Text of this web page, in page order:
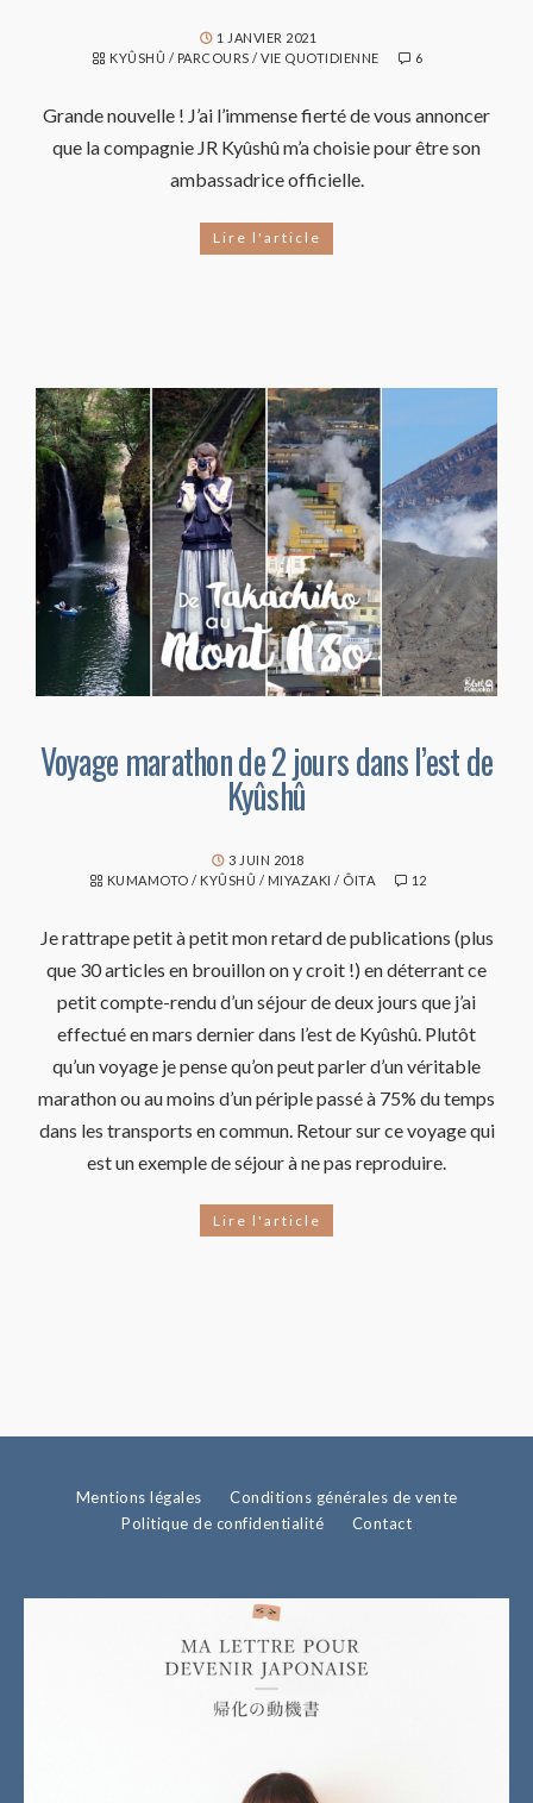
1 JANVIER 2021
KYÛSHÛ / PARCOURS /VIE QUOTIDIENNE 6
Grande nouvelle ! J’ai l’immense fierté de vous annoncer
que la compagnie JR Kyûshû m’a choisie pour être son
ambassadrice officielle.
Lire l'article
Voyage marathon de 2 jours dans l’est de
Kyûshû
3 JUIN 2018
KUMAMOTO / KYÛSHÛ / MIYAZAKI / ÔITA 12
Je rattrape petit à petit mon retard de publications (plus
que 30 articles en brouillon on y croit !) en déterrant ce
petit compte-rendu d’un séjour de deux jours que j’ai
effectué en mars dernier dans l’est de Kyûshû. Plutôt
qu’un voyage je pense qu’on peut parler d’un véritable
marathon ou au moins d’un périple passé à 75% du temps
dans les transports en commun. Retour sur ce voyage qui
est un exemple de séjour à ne pas reproduire.
Lire l'article
Mentions légales
Conditions générales de vente
Politique de confidentialité
Contact